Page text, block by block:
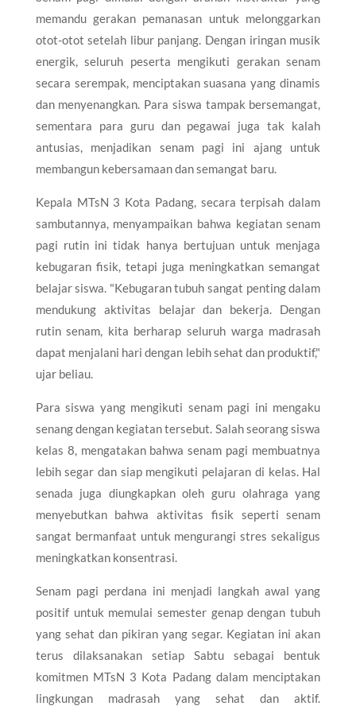
memandu gerakan pemanasan untuk melonggarkan
otot-otot setelah libur panjang. Dengan iringan musik
energik, seluruh peserta mengikuti gerakan senam
secara serempak, menciptakan suasana yang dinamis
dan menyenangkan. Para siswa tampak bersemangat,
sementara para guru dan pegawai juga tak kalah
antusias, menjadikan senam pagi ini ajang untuk
membangun kebersamaan dan semangat baru.
Kepala MTsN 3 Kota Padang, secara terpisah dalam
sambutannya, menyampaikan bahwa kegiatan senam
pagi rutin ini tidak hanya bertujuan untuk menjaga
kebugaran fisik, tetapi juga meningkatkan semangat
belajar siswa. "Kebugaran tubuh sangat penting dalam
mendukung aktivitas belajar dan bekerja. Dengan
rutin senam, kita berharap seluruh warga madrasah
dapat menjalani hari dengan lebih sehat dan produktif,"
ujar beliau.
Para siswa yang mengikuti senam pagi ini mengaku
senang dengan kegiatan tersebut. Salah seorang siswa
kelas 8, mengatakan bahwa senam pagi membuatnya
lebih segar dan siap mengikuti pelajaran di kelas. Hal
senada juga diungkapkan oleh guru olahraga yang
menyebutkan bahwa aktivitas fisik seperti senam
sangat bermanfaat untuk mengurangi stres sekaligus
meningkatkan konsentrasi.
Senam pagi perdana ini menjadi langkah awal yang
positif untuk memulai semester genap dengan tubuh
yang sehat dan pikiran yang segar. Kegiatan ini akan
terus dilaksanakan setiap Sabtu sebagai bentuk
komitmen MTsN 3 Kota Padang dalam menciptakan
lingkungan madrasah yang sehat dan aktif.